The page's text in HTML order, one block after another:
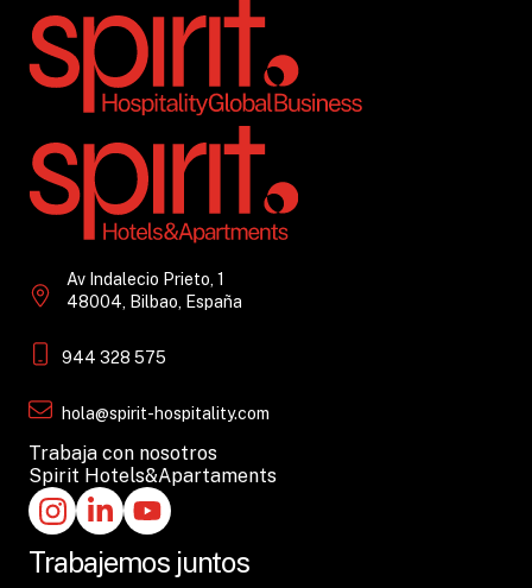
Av Indalecio Prieto, 1
48004, Bilbao, España
944 328 575
hola@spirit-hospitality.com
Trabaja con nosotros
Spirit Hotels&Apartaments
Trabajemos juntos